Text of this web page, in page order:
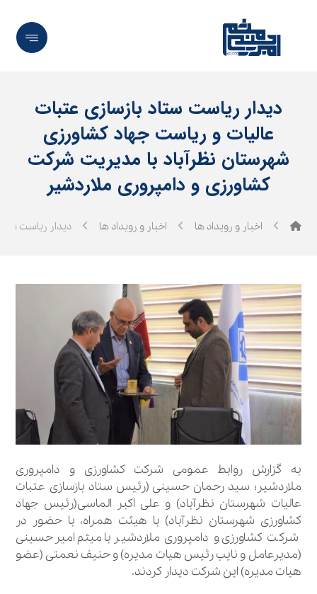
دیدار ریاست ستاد بازسازی عتبات
عالیات و ریاست جهاد کشاورزی
شهرستان نظرآباد با مدیریت شرکت
کشاورزی و دامپروری ملاردشیر
اخبار و رویداد ها اخبار و رویداد ها دیدار ریاست
به گزارش روابط عمومی شرکت کشاورزی و دامپروری
ملاردشیر؛ سید رحمان حسینی (رئیس ستاد بازسازی عتبات
عالیات شهرستان نظرآباد) و علی اکبر الماسی(رئیس جهاد
کشاورزی شهرستان نظرآباد) با هیئت همراه، با حضور در
شرکت کشاورزی و دامپروری ملاردشیر با میثم امیرحسینی
(مدیرعامل و نایب رئیس هیات مدیره) و حنیف نعمتی (عضو
هیات مدیره) این شرکت دیدار کردند.